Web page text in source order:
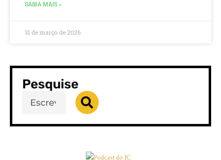
SAIBA MAIS »
31 de março de 2026
Pesquise